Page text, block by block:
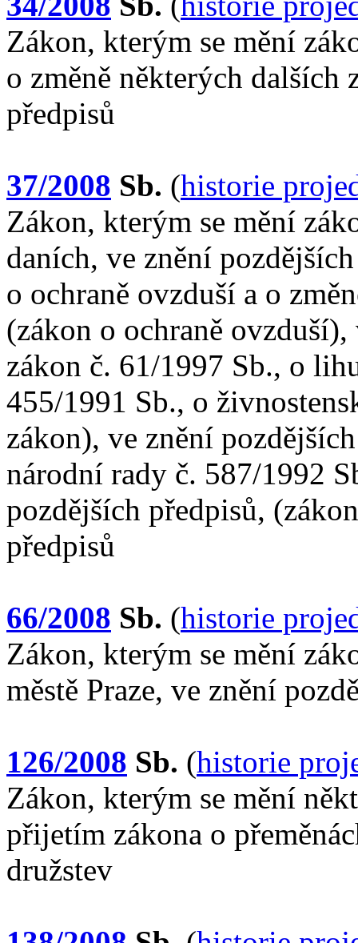
Zákon, kterým se mění
o změně některých dalších
předpisů
37/2008 Sb. (historie
Zákon, kterým se mění
daních, ve znění
o ochraně ovzduší a o
(zákon o ochraně
zákon č. 61/1997 Sb., o
455/1991 Sb., o
zákon), ve znění
národní rady č. 587/1992
pozdějších předpisů,
předpisů
66/2008 Sb. (historie
Zákon, kterým se mění
městě Praze, ve znění
126/2008 Sb. (historie
Zákon, kterým se mění
přijetím zákona o
družstev